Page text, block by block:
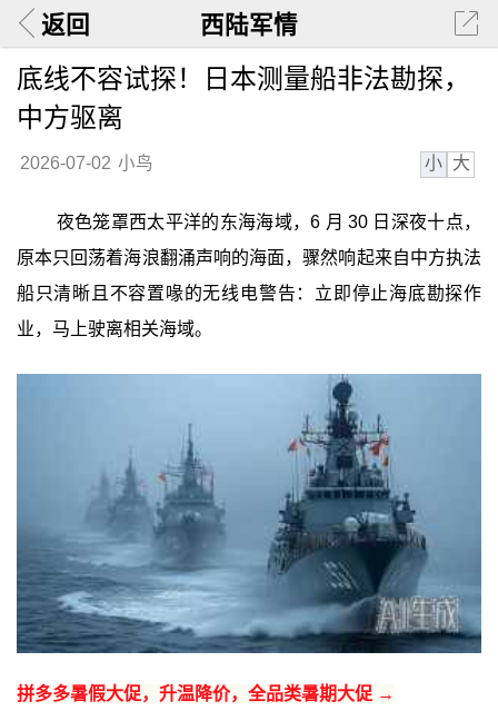
返回 西陆军情
底线不容试探！日本测量船非法勘探，
中方驱离
2026-07-02 小鸟 小 大
夜色笼罩西太平洋的东海海域，6 月 30 日深夜十点，
原本只回荡着海浪翻涌声响的海面，骤然响起来自中方执法
船只清晰且不容置喙的无线电警告：立即停止海底勘探作
业，马上驶离相关海域。
拼多多暑假大促，升温降价，全品类暑期大促 →